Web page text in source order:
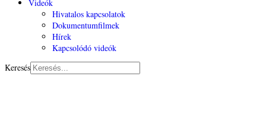
Videók
Hivatalos kapcsolatok
Dokumentumfilmek
Hírek
Kapcsolódó videók
Keresés